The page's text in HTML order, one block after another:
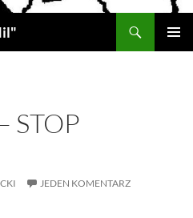
STOP
JEDEN KOMENTARZ